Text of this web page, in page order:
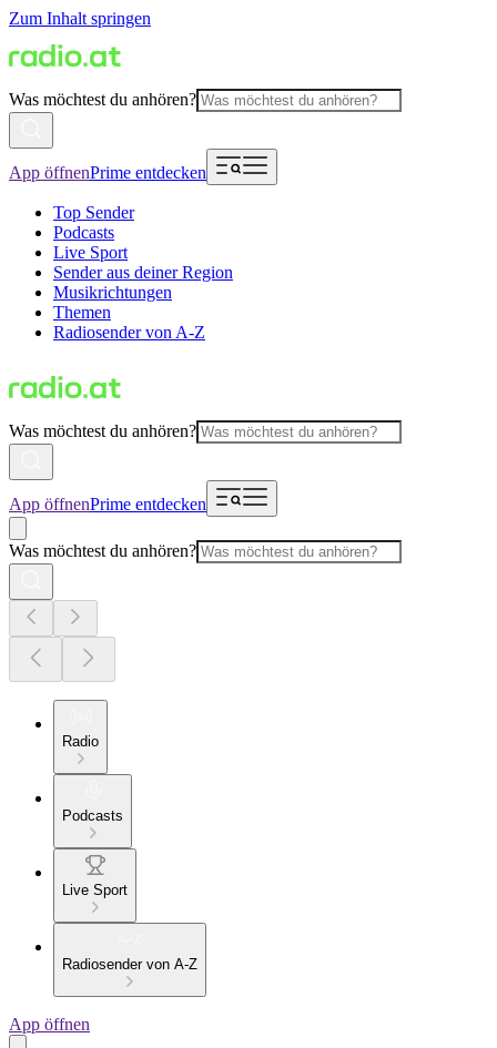
Zum Inhalt springen
Was möchtest du anhören?
App öffnenPrime entdecken
Top Sender
Podcasts
Live Sport
Sender aus deiner Region
Musikrichtungen
Themen
Radiosender von A-Z
Was möchtest du anhören?
App öffnenPrime entdecken
Was möchtest du anhören?
Radio
Podcasts
Live Sport
Radiosender von A-Z
App öffnen